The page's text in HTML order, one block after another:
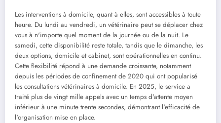
Les interventions à domicile, quant à elles, sont accessibles à toute
heure. Du lundi au vendredi, un vétérinaire peut se déplacer chez
vous à n'importe quel moment de la journée ou de la nuit. Le
samedi, cette disponibilité reste totale, tandis que le dimanche, les
deux options, domicile et cabinet, sont opérationnelles en continu.
Cette flexibilité répond à une demande croissante, notamment
depuis les périodes de confinement de 2020 qui ont popularisé
les consultations vétérinaires à domicile. En 2025, le service a
traité plus de vingt mille appels avec un temps d'attente moyen
inférieur à une minute trente secondes, démontrant l'efficacité de
l'organisation mise en place.